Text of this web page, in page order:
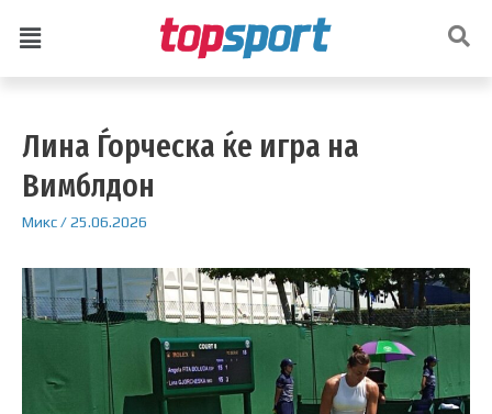
Лина Ѓорческа ќе игра на
Вимблдон
Микс/25.06.2026